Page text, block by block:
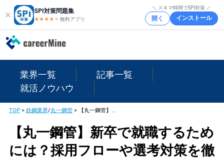
SPI対策問題集
★★★★ ★★
無料アプリ
＼ スキマ時間でSPI対策 ／
開く インストール
業界一覧
記事一覧
就活ノウハウ
TOP> 鉄鋼業界/丸一鋼管> 【丸一鋼管】新卒で就職するためには？採用フローや選考対策を徹底解説！
【丸一鋼管】新卒で就職するため
には？採用フローや選考対策を徹